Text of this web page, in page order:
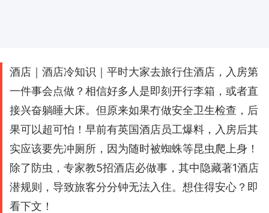
酒店｜酒店冷知识｜平时大家去旅行住酒店，入房第
一件事会点做？相信好多人是即刻开行李箱，或者直
接兴奋躺睡大床。但原来如果冇做安全卫生检查，后
果可以超可怕！早前有英国酒店员工爆料，入房后其
实应该要先冲厕所，因为随时被蜘蛛等昆虫爬上身！
除了防虫，专家教5招酒店必做事，其中隐藏著1酒店
潜规则，导致旅客分分钟无法入住。想住得安心？即
看下文！